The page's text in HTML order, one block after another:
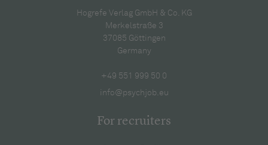
Hogrefe Verlag GmbH & Co. KG
Merkelstraße 3
37085 Göttingen
Germany
+49 551 999 50 0
info@psychjob.eu
For recruiters